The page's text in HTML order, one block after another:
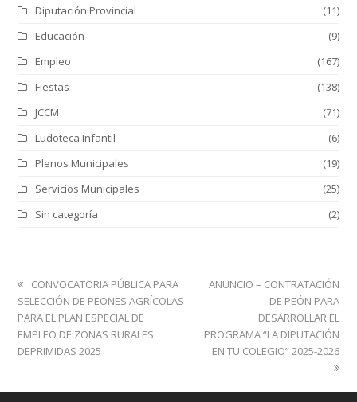
Diputación Provincial
(11)
Educación
(9)
Empleo
(167)
Fiestas
(138)
JCCM
(71)
Ludoteca Infantil
(6)
Plenos Municipales
(19)
Servicios Municipales
(25)
Sin categoría
(2)
previous
post:
CONVOCATORIA PÚBLICA PARA
SELECCIÓN DE PEONES AGRÍCOLAS
PARA EL PLAN ESPECIAL DE
EMPLEO DE ZONAS RURALES
DEPRIMIDAS 2025
next
ANUNCIO – CONTRATACIÓN
DE PEÓN PARA
DESARROLLAR EL
PROGRAMA “LA DIPUTACIÓN
EN TU COLEGIO” 2025-2026